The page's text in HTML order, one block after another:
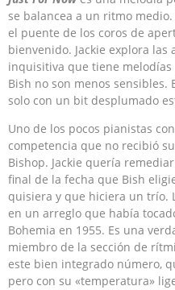
se balancea a un ritmo
el puente de los coros de
bienvenido. Jackie explora
inquisitiva que tiene
Bish no son menos sensibles.
solo con un bit desplumado
Uno de los pocos pianistas
competencia que no recibió
Bishop. Jackie quería
final de la fecha que Bish
quisiera y que hiciera un trío.
en un arreglo que había
Bohemia en 1955. Es una
miembro de la sección de
este bien integrado número,
pero con su «temperatura»